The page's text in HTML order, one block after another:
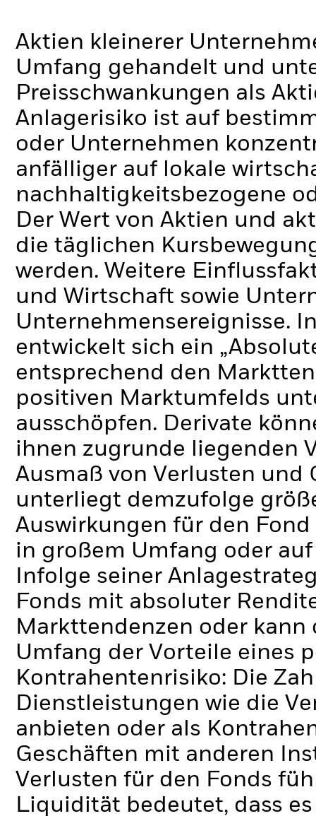
Aktien kleinerer
Umfang gehandelt und
Preisschwankungen als
Anlagerisiko ist auf
oder Unternehmen
anfälliger auf lokale
nachhaltigkeitsbezogene
Der Wert von Aktien und
die täglichen
werden. Weitere
und Wirtschaft sowie
Unternehmensereignisse.
entwickelt sich ein
entsprechend den
positiven Marktumfelds
ausschöpfen. Derivate
ihnen zugrunde liegenden
Ausmaß von Verlusten und
unterliegt demzufolge
Auswirkungen für den
in großem Umfang oder
Infolge seiner
Fonds mit absoluter
Markttendenzen oder
Umfang der Vorteile eines
Kontrahentenrisiko: Die
Dienstleistungen wie die
anbieten oder als
Geschäften mit anderen
Verlusten für den Fonds
Liquidität bedeutet, dass